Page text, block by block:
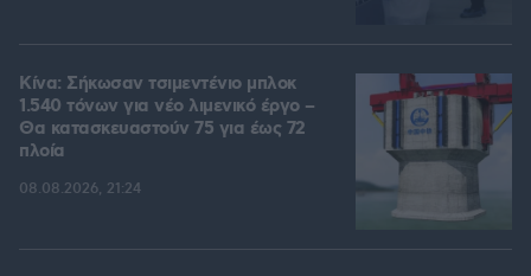
Κίνα: Σήκωσαν τσιμεντένιο μπλοκ
1.540 τόνων για νέο λιμενικό έργο –
Θα κατασκευαστούν 75 για έως 72
πλοία
08.08.2026, 21:24